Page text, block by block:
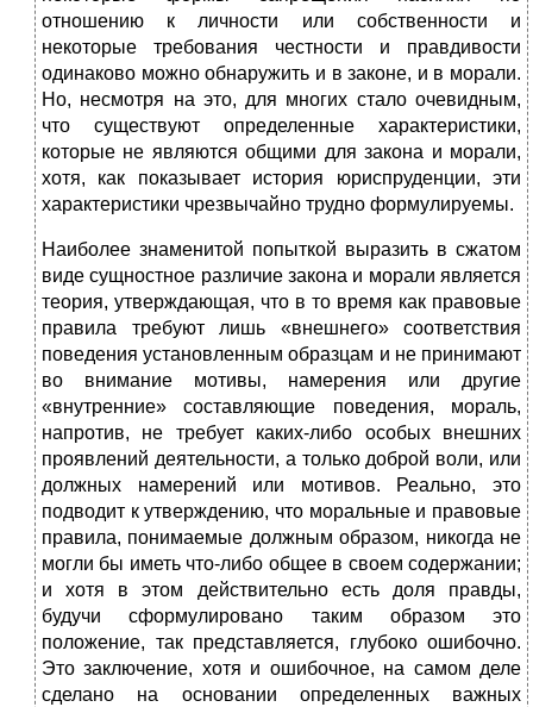
отношению к личности или собственности и
некоторые требования честности и правдивости
одинаково можно обнаружить и в законе, и в морали.
Но, несмотря на это, для многих стало очевидным,
что существуют определенные характеристики,
которые не являются общими для закона и морали,
хотя, как показывает история юриспруденции, эти
характеристики чрезвычайно трудно формулируемы.
Наиболее знаменитой попыткой выразить в сжатом
виде сущностное различие закона и морали является
теория, утверждающая, что в то время как правовые
правила требуют лишь «внешнего» соответствия
поведения установленным образцам и не принимают
во внимание мотивы, намерения или другие
«внутренние» составляющие поведения, мораль,
напротив, не требует каких-либо особых внешних
проявлений деятельности, а только доброй воли, или
должных намерений или мотивов. Реально, это
подводит к утверждению, что моральные и правовые
правила, понимаемые должным образом, никогда не
могли бы иметь что-либо общее в своем содержании;
и хотя в этом действительно есть доля правды,
будучи сформулировано таким образом это
положение, так представляется, глубоко ошибочно.
Это заключение, хотя и ошибочное, на самом деле
сделано на основании определенных важных